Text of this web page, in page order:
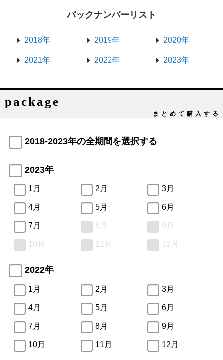
バックナンバーリスト
2018年 2019年 2020年
2021年 2022年 2023年
package
まとめて購入する
2018-2023年の全期間を選択する
2023年
1月 2月 3月
4月 5月 6月
7月 8月 9月
10月 11月 12月
2022年
1月 2月 3月
4月 5月 6月
7月 8月 9月
10月 11月 12月